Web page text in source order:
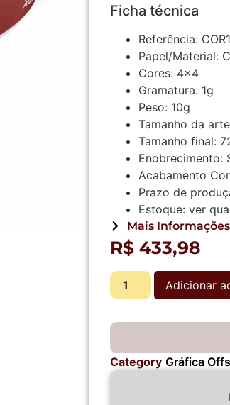
Ficha técnica
Referência:
Papel/Material:
Cores: 4×4
Gramatura: 1g
Peso: 10g
Tamanho da
Tamanho final:
Enobrecimento:
Acabamento
Prazo de
Estoque: ver
Mais Informações
R$ 433,98
Adicionar
Category Gráfica